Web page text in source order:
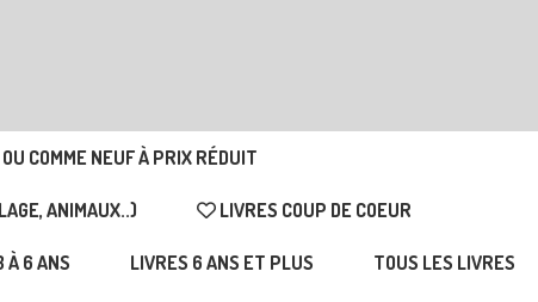
COMME NEUF À PRIX RÉDUIT
ANIMAUX..) LIVRES COUP DE COEUR
À 6 ANS LIVRES 6 ANS ET PLUS TOUS LES LIVRES